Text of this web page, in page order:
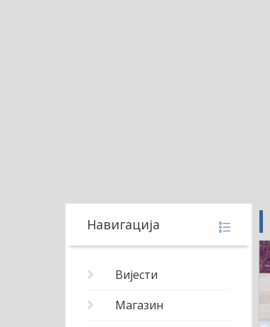
Навигација
Вијести
Магазин